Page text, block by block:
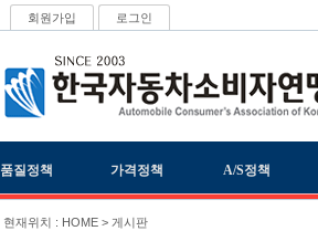
회원가입 로그인
품질정책 가격정책 A/S정책
현재위치 : HOME > 게시판